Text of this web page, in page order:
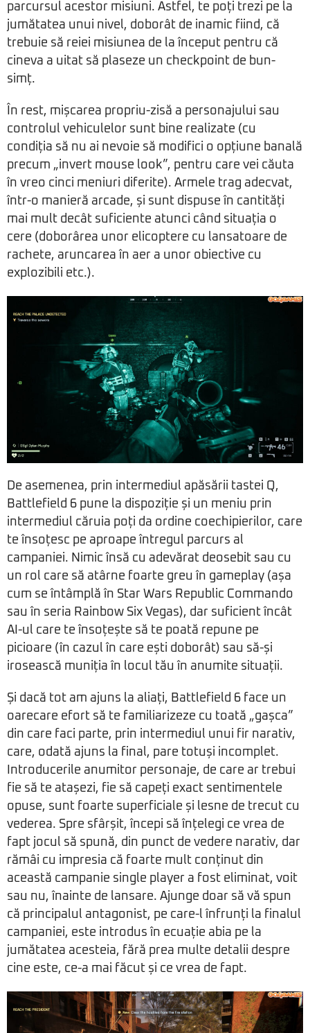
parcursul acestor misiuni. Astfel, te poți trezi pe la
jumătatea unui nivel, doborât de inamic fiind, că
trebuie să reiei misiunea de la început pentru că
cineva a uitat să plaseze un checkpoint de bun-
simț.
În rest, mișcarea propriu-zisă a personajului sau
controlul vehiculelor sunt bine realizate (cu
condiția să nu ai nevoie să modifici o opțiune banală
precum „invert mouse look”, pentru care vei căuta
în vreo cinci meniuri diferite). Armele trag adecvat,
într-o manieră arcade, și sunt dispuse în cantități
mai mult decât suficiente atunci când situația o
cere (doborârea unor elicoptere cu lansatoare de
rachete, aruncarea în aer a unor obiective cu
explozibili etc.).
De asemenea, prin intermediul apăsării tastei Q,
Battlefield 6 pune la dispoziție și un meniu prin
intermediul căruia poți da ordine coechipierilor, care
te însoțesc pe aproape întregul parcurs al
campaniei. Nimic însă cu adevărat deosebit sau cu
un rol care să atârne foarte greu în gameplay (așa
cum se întâmplă în Star Wars Republic Commando
sau în seria Rainbow Six Vegas), dar suficient încât
AI-ul care te însoțește să te poată repune pe
picioare (în cazul în care ești doborât) sau să-și
irosească muniția în locul tău în anumite situații.
Și dacă tot am ajuns la aliați, Battlefield 6 face un
oarecare efort să te familiarizeze cu toată „gașca”
din care faci parte, prin intermediul unui fir narativ,
care, odată ajuns la final, pare totuși incomplet.
Introducerile anumitor personaje, de care ar trebui
fie să te atașezi, fie să capeți exact sentimentele
opuse, sunt foarte superficiale și lesne de trecut cu
vederea. Spre sfârșit, începi să înțelegi ce vrea de
fapt jocul să spună, din punct de vedere narativ, dar
rămâi cu impresia că foarte mult conținut din
această campanie single player a fost eliminat, voit
sau nu, înainte de lansare. Ajunge doar să vă spun
că principalul antagonist, pe care-l înfrunți la finalul
campaniei, este introdus în ecuație abia pe la
jumătatea acesteia, fără prea multe detalii despre
cine este, ce-a mai făcut și ce vrea de fapt.